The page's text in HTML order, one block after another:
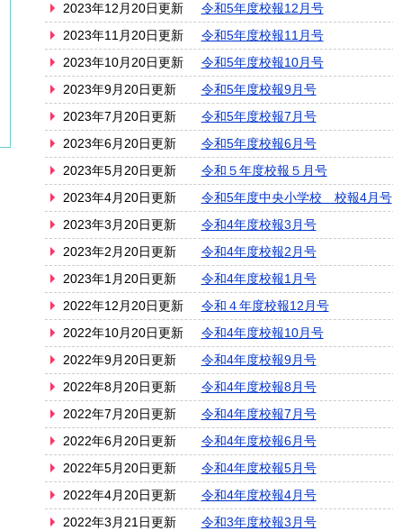
2023年12月20日更新
令和5年度校報12月号
2023年11月20日更新
令和5年度校報11月号
2023年10月20日更新
令和5年度校報10月号
2023年9月20日更新
令和5年度校報9月号
2023年7月20日更新
令和5年度校報7月号
2023年6月20日更新
令和5年度校報6月号
2023年5月20日更新
令和５年度校報５月号
2023年4月20日更新
令和5年度中央小学校 校報4月号
2023年3月20日更新
令和4年度校報3月号
2023年2月20日更新
令和4年度校報2月号
2023年1月20日更新
令和4年度校報1月号
2022年12月20日更新
令和４年度校報12月号
2022年10月20日更新
令和4年度校報10月号
2022年9月20日更新
令和4年度校報9月号
2022年8月20日更新
令和4年度校報8月号
2022年7月20日更新
令和4年度校報7月号
2022年6月20日更新
令和4年度校報6月号
2022年5月20日更新
令和4年度校報5月号
2022年4月20日更新
令和4年度校報4月号
2022年3月21日更新
令和3年度校報3月号